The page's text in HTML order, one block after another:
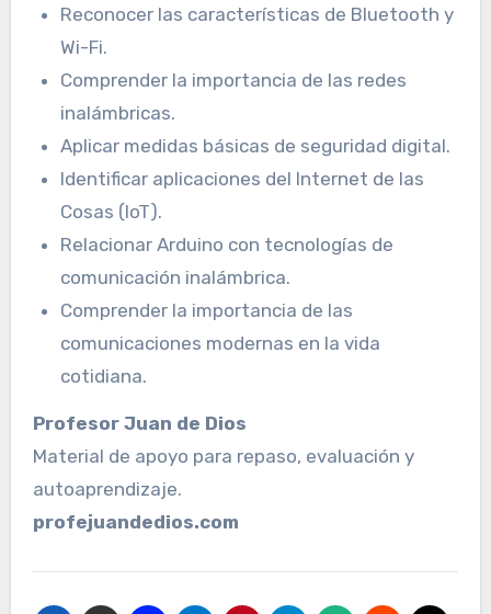
Reconocer las características de Bluetooth y
Wi-Fi.
Comprender la importancia de las redes
inalámbricas.
Aplicar medidas básicas de seguridad digital.
Identificar aplicaciones del Internet de las
Cosas (IoT).
Relacionar Arduino con tecnologías de
comunicación inalámbrica.
Comprender la importancia de las
comunicaciones modernas en la vida
cotidiana.
Profesor Juan de Dios
Material de apoyo para repaso, evaluación y
autoaprendizaje.
profejuandedios.com